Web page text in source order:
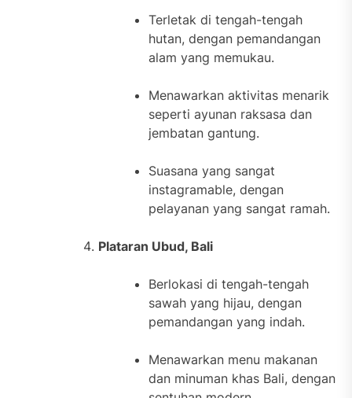
Terletak di tengah-tengah
hutan, dengan pemandangan
alam yang memukau.
Menawarkan aktivitas menarik
seperti ayunan raksasa dan
jembatan gantung.
Suasana yang sangat
instagramable, dengan
pelayanan yang sangat ramah.
Plataran Ubud, Bali
Berlokasi di tengah-tengah
sawah yang hijau, dengan
pemandangan yang indah.
Menawarkan menu makanan
dan minuman khas Bali, dengan